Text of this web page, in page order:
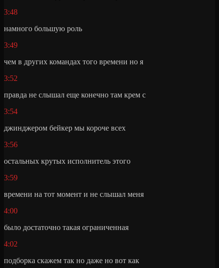
3:48
намного большую роль
3:49
чем в других командах того времени но я
3:52
правда не слышал еще конечно там крем с
3:54
джинджером бейкер мы короче всех
3:56
остальных крутых исполнитель этого
3:59
времени на тот момент и не слышал меня
4:00
было достаточно такая ограниченная
4:02
подборка скажем так но даже но вот как